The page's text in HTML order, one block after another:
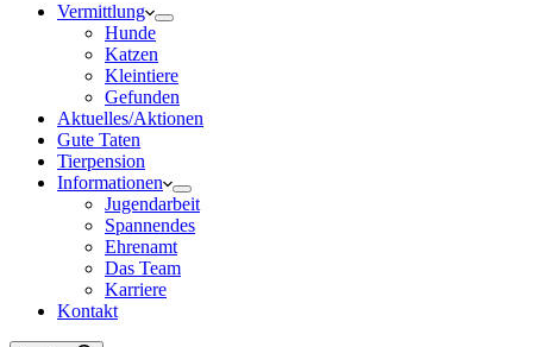
Vermittlung
Hunde
Katzen
Kleintiere
Gefunden
Aktuelles/Aktionen
Gute Taten
Tierpension
Informationen
Jugendarbeit
Spannendes
Ehrenamt
Das Team
Karriere
Kontakt